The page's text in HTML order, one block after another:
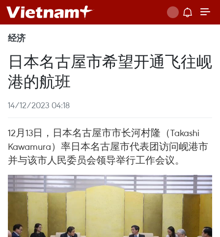
经济
日本名古屋市希望开通飞往岘
港的航班
14/12/2023 04:18
12月13日，日本名古屋市市长河村隆（Takashi
Kawamura）率日本名古屋市代表团访问岘港市
并与该市人民委员会领导举行工作会议。